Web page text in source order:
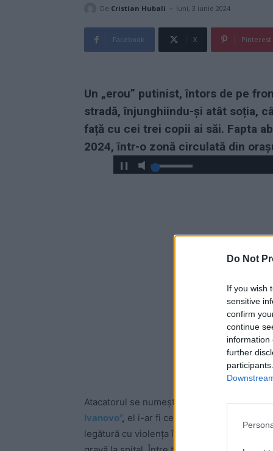
Do Not
If you wish
sensitive
confirm
continue
information
further
De Cristian Hubali - luni, 3 iunie 2024
Facebook X Pinterest
Un „erou” putinist, întors de pe
stradă, înjunghiindu-și atât soția,
față cu cei trei copii ai săi. Fapta
2024, într-o zonă circulată din
Atacatorul se numește Nikolai Merzlîiși are
Ivanovo”, el i-ar fi cerut nevestei sale,
legătură cu violența în familie. Cum